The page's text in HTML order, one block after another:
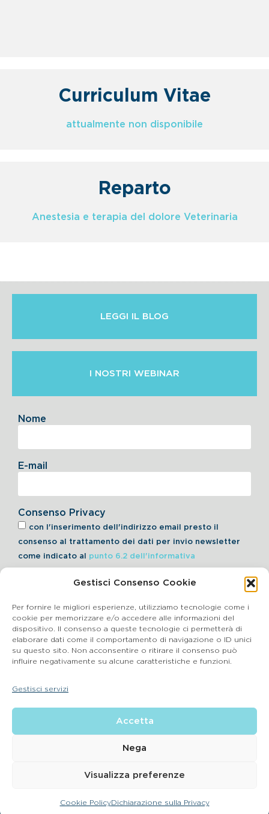
Gestisci Consenso Cookie
Per fornire le migliori esperienze, utilizziamo tecnologie come i
cookie per memorizzare e/o accedere alle informazioni del
dispositivo. Il consenso a queste tecnologie ci permetterà di
elaborare dati come il comportamento di navigazione o ID unici
su questo sito. Non acconsentire o ritirare il consenso può
influire negativamente su alcune caratteristiche e funzioni.
Gestisci servizi
Accetta
Nega
Visualizza preferenze
Cookie PolicyDichiarazione sulla Privacy
Curriculum Vitae
attualmente non disponibile
Reparto
Anestesia e terapia del dolore Veterinaria
LEGGI IL BLOG
I NOSTRI WEBINAR
Consenso Privacy
con l'inserimento dell'indirizzo email presto il
consenso al trattamento dei dati per invio newsletter
come indicato al punto 6.2 dell'informativa
Nome
E-mail
Iscriviti alla Newsletter
Cookie Policy
P.IVA 03864990134 SDI:SUBM70N REA: BS – 602533 – Capitale
sociale deliberato 34,732.500, i.v. –
| Email:
CONTATTA LA CLINICA PIÙ VICINA A TE